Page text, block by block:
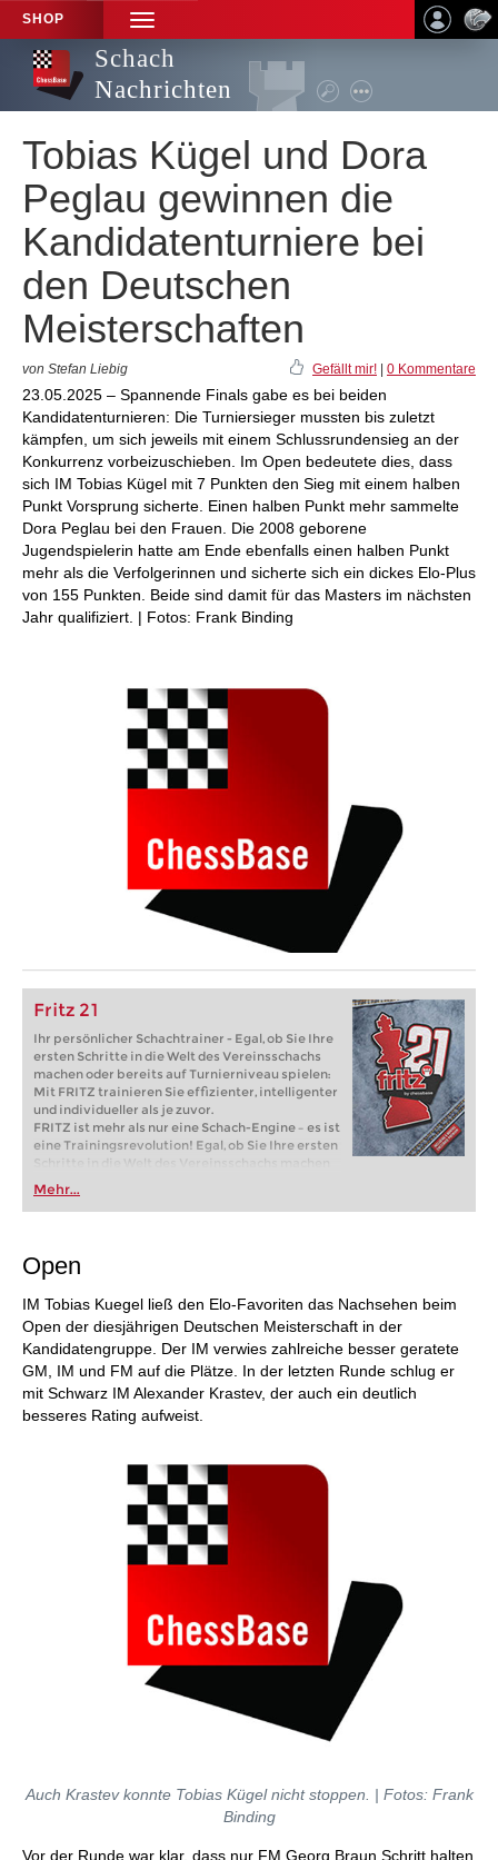
SHOP
TOGGLE
NAVIGATION
Schach
Nachrichten
Tobias Kügel und Dora
Peglau gewinnen die
Kandidatenturniere bei
den Deutschen
Meisterschaften
von Stefan Liebig Gefällt mir! 0 Kommentare
23.05.2025 – Spannende Finals gabe es bei beiden
Kandidatenturnieren: Die Turniersieger mussten bis zuletzt
kämpfen, um sich jeweils mit einem Schlussrundensieg an der
Konkurrenz vorbeizuschieben. Im Open bedeutete dies, dass
sich IM Tobias Kügel mit 7 Punkten den Sieg mit einem halben
Punkt Vorsprung sicherte. Einen halben Punkt mehr sammelte
Dora Peglau bei den Frauen. Die 2008 geborene
Jugendspielerin hatte am Ende ebenfalls einen halben Punkt
mehr als die Verfolgerinnen und sicherte sich ein dickes Elo-Plus
von 155 Punkten. Beide sind damit für das Masters im nächsten
Jahr qualifiziert. | Fotos: Frank Binding
Fritz 21
Ihr persönlicher Schachtrainer - Egal, ob Sie Ihre
ersten Schritte in die Welt des Vereinsschachs
machen oder bereits auf Turnierniveau spielen:
Mit FRITZ trainieren Sie effizienter, intelligenter
und individueller als je zuvor.
FRITZ ist mehr als nur eine Schach-Engine – es ist
eine Trainingsrevolution! Egal, ob Sie Ihre ersten
Schritte in die Welt des Vereinsschachs machen
oder bereits auf Turnierniveau spielen: Mit
FRITZ trainieren Sie effizienter, intelligenter und
individueller als je zuvor.
Mehr...
Open
IM Tobias Kuegel ließ den Elo-Favoriten das Nachsehen beim
Open der diesjährigen Deutschen Meisterschaft in der
Kandidatengruppe. Der IM verwies zahlreiche besser geratete
GM, IM und FM auf die Plätze. In der letzten Runde schlug er
mit Schwarz IM Alexander Krastev, der auch ein deutlich
besseres Rating aufweist.
Auch Krastev konnte Tobias Kügel nicht stoppen. | Fotos: Frank
Binding
Vor der Runde war klar, dass nur FM Georg Braun Schritt halten